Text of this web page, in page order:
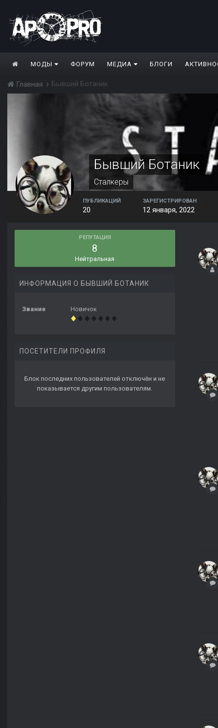
МОДЫ ФОРУМ МЕДИА БЛОГИ
Главная Бывший Ботаник
Бывший Ботаник
Сталкеры
ПУБЛИКАЦИЙ
20
ЗАРЕГИСТРИРОВАН
12 января, 2022
РЕПУТАЦИЯ
8
Нейтральная
ИНФОРМАЦИЯ О БЫВШИЙ БОТАНИК
Звание Новичок
ПОСЕТИТЕЛИ ПРОФИЛЯ
Блок последних пользователей отключён и не
показывается другим пользователям.